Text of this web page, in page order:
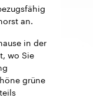
an.
in der
wo Sie
grüne